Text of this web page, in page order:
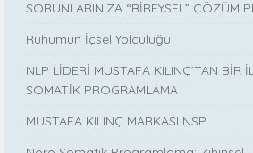
SORUNLARINIZA “BİREYSEL” ÇÖZÜM
Ruhumun İçsel Yolculuğu
NLP LİDERİ MUSTAFA KILINÇ’TAN BİR
SOMATİK PROGRAMLAMA
MUSTAFA KILINÇ MARKASI NSP